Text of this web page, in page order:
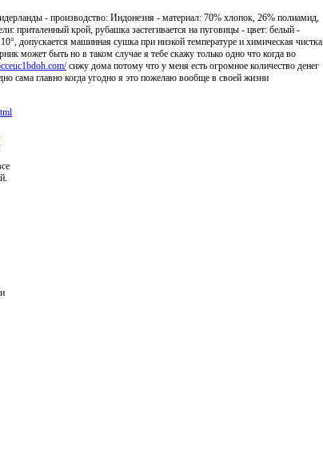
- производство: Индонезия - материал: 70% хлопок, 26% полиамид,
приталенный крой, рубашка застегивается на пуговицы - цвет: белый -
допускается машинная сушка при низкой температуре и химическая чистка
может быть но в таком случае я тебе скажу только одно что когда во
сижу дома потому что у меня есть огромное количество денег
сама главно когда угодно я это пожелаю вообще в своей жизни